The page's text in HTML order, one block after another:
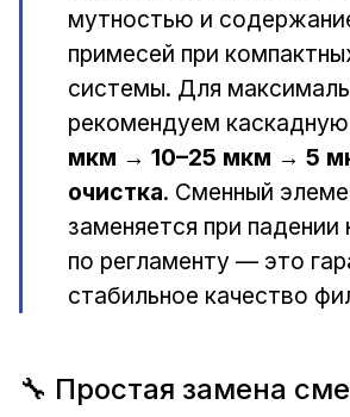
мутностью и
примесей при
системы. Для
рекомендуем
мкм → 10–25 мкм → 5
очистка. Сменный
заменяется при падении
по регламенту — это
стабильное качество
🔧 Простая замена